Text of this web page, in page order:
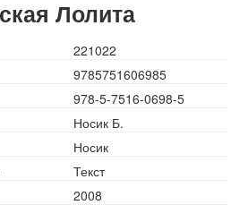
Лолита
221022
9785751606985
978-5-7516-0698-5
Носик Б.
Носик
Текст
2008